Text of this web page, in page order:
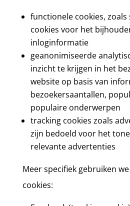
functionele cookies, zoals
cookies voor het
inloginformatie
geanonimiseerde
inzichtte krijgen in het
website op basis van
bezoekersaantallen,
populaire onderwerpen
tracking cookies zoals
zijn bedoeld voor het
relevante advertenties
Meer specifiek gebruiken
cookies: